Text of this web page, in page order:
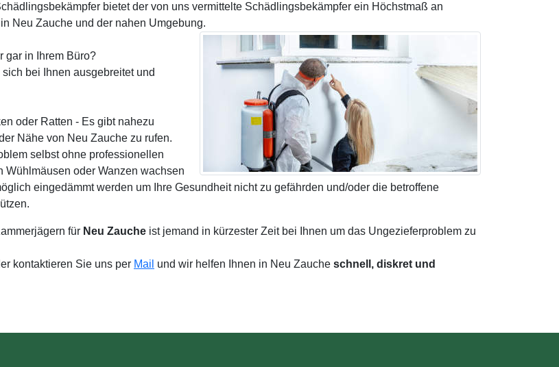
bietet der von uns vermittelte Schädlingsbekämpfer ein Höchstmaß an
Neu Zauche und der nahen Umgebung.
gar in Ihrem Büro?
bei Ihnen ausgebreitet und
oder Ratten - Es gibt nahezu
Nähe von Neu Zauche zu rufen.
selbst ohne professionellen
Wühlmäusen oder Wanzen wachsen
eingedämmt werden um Ihre Gesundheit nicht zu gefährden und/oder die betroffene
für Neu Zauche ist jemand in kürzester Zeit bei Ihnen um das Ungezieferproblem zu
kontaktieren Sie uns per Mail und wir helfen Ihnen in Neu Zauche schnell, diskret und